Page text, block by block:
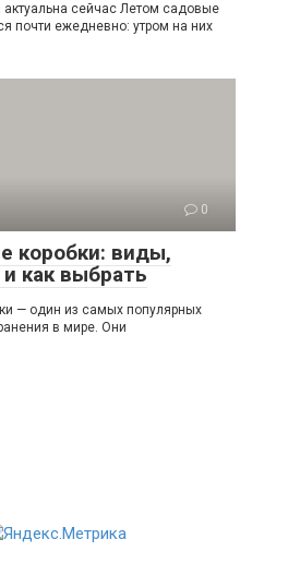
актуальна сейчас Летом садовые
почти ежедневно: утром на них
0
коробки: виды,
как выбрать
— один из самых популярных
в мире. Они